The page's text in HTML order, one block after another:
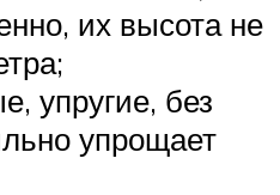
их высота не
упругие, без
упрощает